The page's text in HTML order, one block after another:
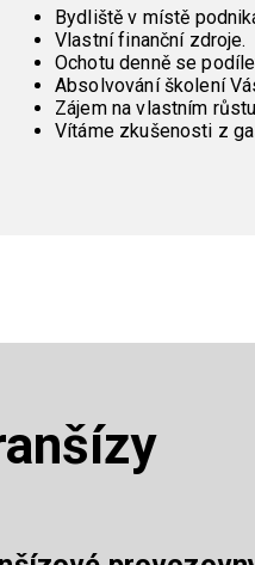
Bydliště v místě
Vlastní finanční zdroje.
Ochotu denně se
Absolvování školení
Zájem na vlastním
Vítáme zkušenosti z